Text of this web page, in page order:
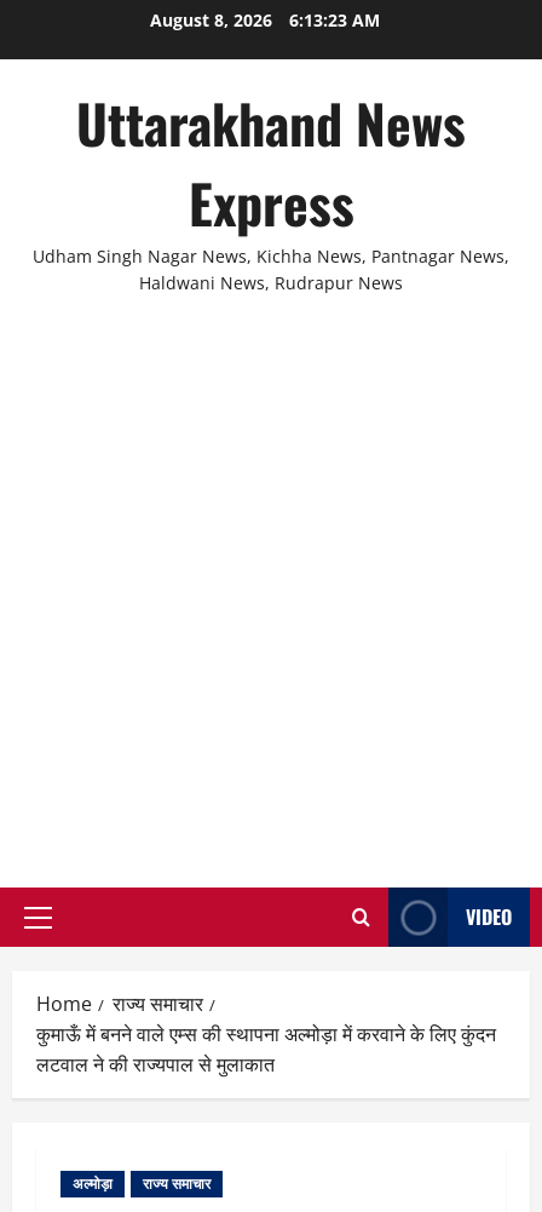
August 8, 2026 6:13:23 AM
Uttarakhand News
Express
Udham Singh Nagar News, Kichha News, Pantnagar News,
Haldwani News, Rudrapur News
Primary
VIDEO
Home
राज्य समाचार
कुमाऊँ में बनने वाले एम्स की स्थापना अल्मोड़ा में करवाने के लिए कुंदन
लटवाल ने की राज्यपाल से मुलाकात
अल्मोड़ा राज्य समाचार